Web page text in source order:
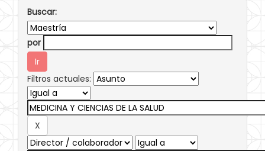
Buscar:
por
Filtros actuales: